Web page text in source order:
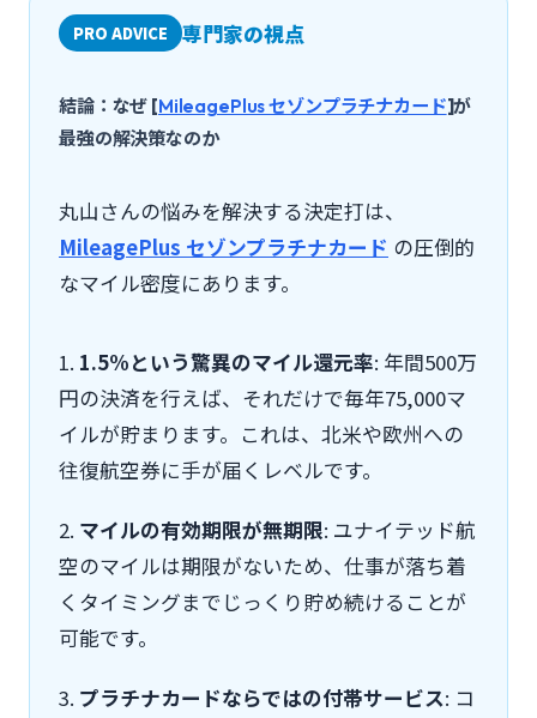
PRO ADVICE 専門家の視点
結論：なぜ [MileagePlus セゾンプラチナカード]が
最強の解決策なのか
丸山さんの悩みを解決する決定打は、
MileagePlus セゾンプラチナカード の圧倒的
なマイル密度にあります。
1. 1.5%という驚異のマイル還元率: 年間500万
円の決済を行えば、それだけで毎年75,000マ
イルが貯まります。これは、北米や欧州への
往復航空券に手が届くレベルです。
2. マイルの有効期限が無期限: ユナイテッド航
空のマイルは期限がないため、仕事が落ち着
くタイミングまでじっくり貯め続けることが
可能です。
3. プラチナカードならではの付帯サービス: コ